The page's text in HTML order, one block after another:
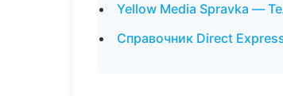
Yellow Media Spravka —
Справочник Direct